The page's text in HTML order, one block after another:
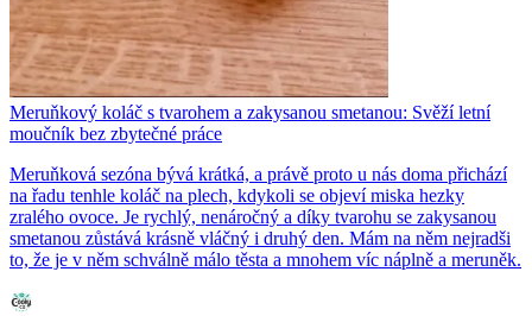
Meruňkový koláč s tvarohem a zakysanou smetanou: Svěží letní
moučník bez zbytečné práce
Meruňková sezóna bývá krátká, a právě proto u nás doma přichází
na řadu tenhle koláč na plech, kdykoli se objeví miska hezky
zralého ovoce. Je rychlý, nenáročný a díky tvarohu se zakysanou
smetanou zůstává krásně vláčný i druhý den. Mám na něm nejradši
to, že je v něm schválně málo těsta a mnohem víc náplně a meruněk.